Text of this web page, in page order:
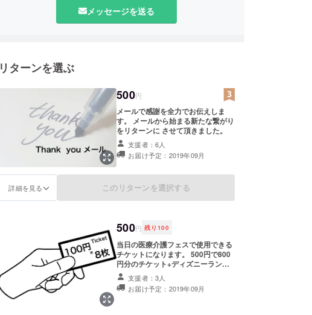
メッセージを送る
リターンを選ぶ
500円
メールで感謝を全力でお伝えしま
す。 メールから始まる新たな繋がり
をリターンに させて頂きました。
支援者：6人
お届け予定：2019年09月
詳細を見る このリターンを選択する
500円 残り 100
当日の医療介護フェスで使用できる
チケットになります。 500円で800
円分のチケット+ディズニーランド
ペアチケット抽選券 ※ディズニーラ
ンドペアチケットの抽選券について
医療介護フェス終了後にSNSで抽選
支援者：3人
お届け予定：2019年09月